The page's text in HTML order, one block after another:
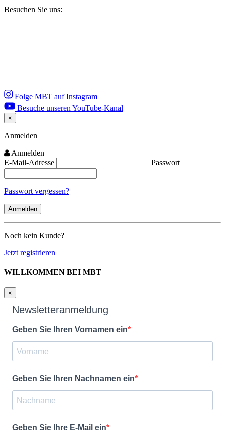
Besuchen Sie uns:
Folge MBT auf Instagram
Besuche unseren YouTube-Kanal
×
Close
Anmelden
Anmelden
E-Mail-Adresse
Passwort
Passwort vergessen?
Noch kein Kunde?
Jetzt registrieren
WILLKOMMEN BEI MBT
×
Newsletteranmeldung
Geben Sie Ihren Vornamen ein
Geben Sie Ihren Nachnamen ein
Geben Sie Ihre E-Mail ein